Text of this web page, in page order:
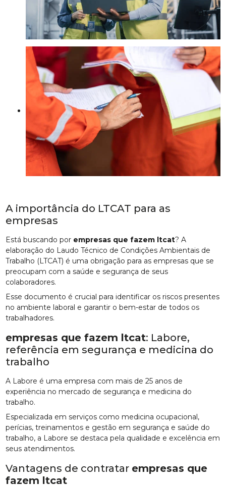
A importância do LTCAT para as
empresas
Está buscando por empresas que fazem ltcat? A
elaboração do Laudo Técnico de Condições Ambientais de
Trabalho (LTCAT) é uma obrigação para as empresas que se
preocupam com a saúde e segurança de seus
colaboradores.
Esse documento é crucial para identificar os riscos presentes
no ambiente laboral e garantir o bem-estar de todos os
trabalhadores.
empresas que fazem ltcat: Labore,
referência em segurança e medicina do
trabalho
A Labore é uma empresa com mais de 25 anos de
experiência no mercado de segurança e medicina do
trabalho.
Especializada em serviços como medicina ocupacional,
perícias, treinamentos e gestão em segurança e saúde do
trabalho, a Labore se destaca pela qualidade e excelência em
seus atendimentos.
Vantagens de contratar empresas que
fazem ltcat